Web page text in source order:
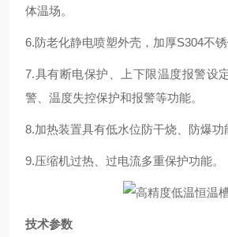
体温场。
6.防老化静电喷塑外壳，加厚S304不锈
7.具有断电保护、上下限温度报警设
警、温度失控保护和报警等功能。
8.加热装置具有低水位防干烧、防爆功
9.压缩机过热、过电流多重保护功能。
技术参数